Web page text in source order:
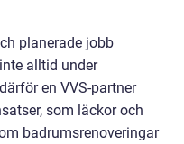
planerade jobb
alltid under
en VVS-partner
som läckor och
badrumsrenoveringar